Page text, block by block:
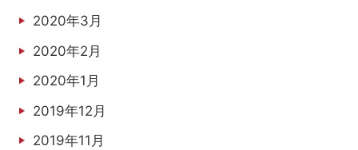
2020年3月
2020年2月
2020年1月
2019年12月
2019年11月